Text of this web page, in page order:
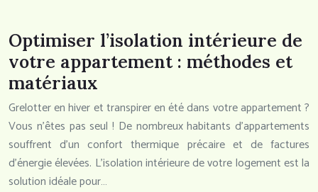
Optimiser l’isolation intérieure de
votre appartement : méthodes et
matériaux
Grelotter en hiver et transpirer en été dans votre appartement ?
Vous n’êtes pas seul ! De nombreux habitants d’appartements
souffrent d’un confort thermique précaire et de factures
d’énergie élevées. L’isolation intérieure de votre logement est la
solution idéale pour…